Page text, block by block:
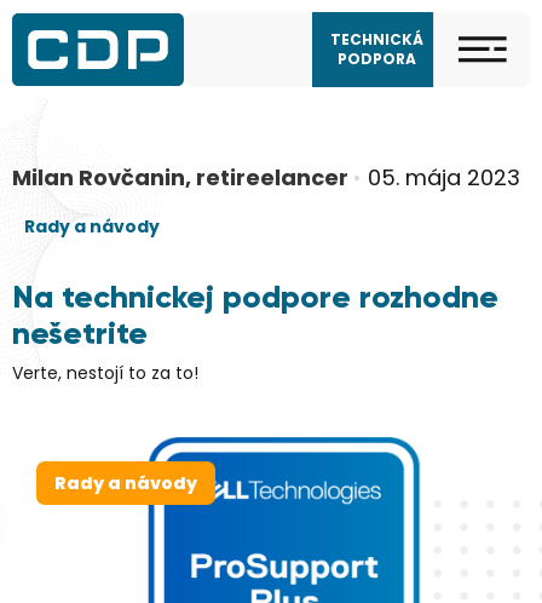
TECHNICKÁ
PODPORA
Milan Rovčanin, retireelancer • 05. mája 2023
Rady a návody
Na technickej podpore rozhodne
nešetrite
Verte, nestojí to za to!
Rady a návody